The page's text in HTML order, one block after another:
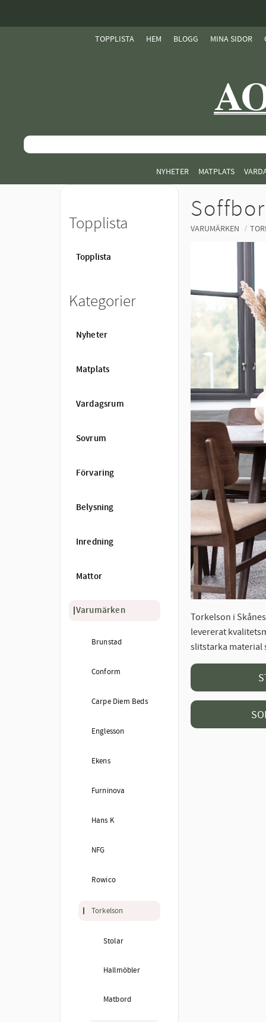
TOPPLISTA HEM BLOGG MINA SIDOR
NYHETER MATPLATS
VARUMÄRKEN
Torkelson i
levererat
slitstarka material
Topplista
Topplista
Kategorier
Nyheter
Matplats
Vardagsrum
Sovrum
Förvaring
Belysning
Inredning
Mattor
Varumärken
Brunstad
Conform
Carpe Diem Beds
Englesson
Ekens
Furninova
Hans K
NFG
Rowico
Torkelson
Stolar
Hallmöbler
Matbord